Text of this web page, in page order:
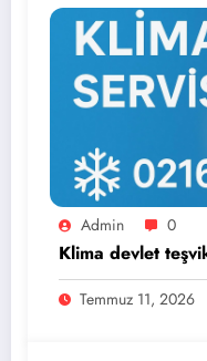
Admin 0
Klima devlet
Temmuz 11, 2026